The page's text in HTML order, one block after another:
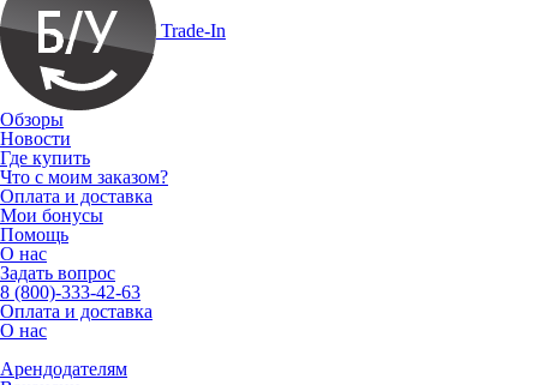
Trade-In
Обзоры
Новости
Где купить
Что с моим заказом?
Оплата и доставка
Мои бонусы
Помощь
О нас
Задать вопрос
8 (800)-333-42-63
Оплата и доставка
О нас
Арендодателям